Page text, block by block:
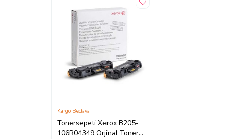
Tonersepeti Xerox B205-
106R04349 Orjinal Toner
Kargo Bedava